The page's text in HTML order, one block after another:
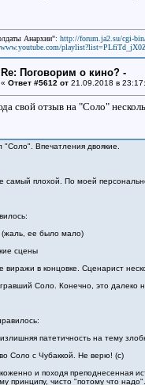
Анархии": http://forum.ja2.su/cgi-
www.youtube.com/
Re: Поговорим о кино? -
« Ответ #5612 от 21.09.2018 в
свой отзыв на "Соло"
"Соло". Впечатления двоякие.
самый плохой. По моей
ее было мало)
сцены
виражи в концовке. Сценарист
Соло. Конечно, это далеко
патетичность на тему
Соло с Чубаккой. Не верю! (с)
и походя преподнесенная
принципу, чисто "потому что надо".